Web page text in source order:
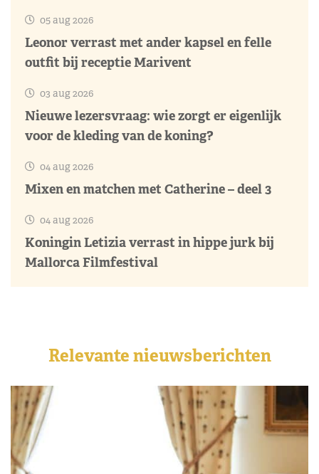
05 aug 2026
Leonor verrast met ander kapsel en felle
outfit bij receptie Marivent
03 aug 2026
Nieuwe lezersvraag: wie zorgt er eigenlijk
voor de kleding van de koning?
04 aug 2026
Mixen en matchen met Catherine – deel 3
04 aug 2026
Koningin Letizia verrast in hippe jurk bij
Mallorca Filmfestival
Relevante nieuwsberichten